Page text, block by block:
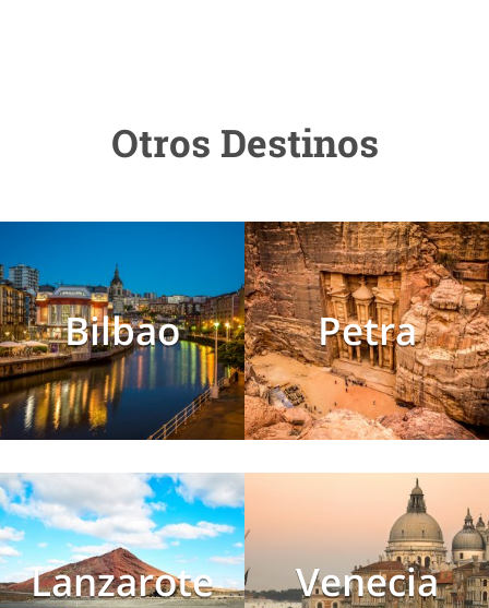
Otros Destinos
Bilbao Petra
Lanzarote Venecia